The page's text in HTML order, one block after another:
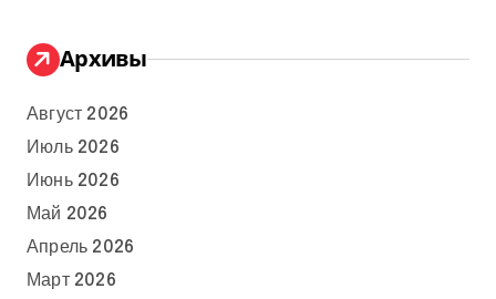
Архивы
Август 2026
Июль 2026
Июнь 2026
Май 2026
Апрель 2026
Март 2026